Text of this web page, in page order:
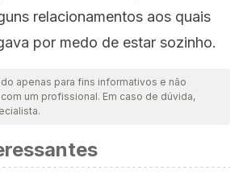
relacionamentos aos quais
por medo de estar sozinho.
apenas para fins informativos e não
um profissional. Em caso de dúvida,